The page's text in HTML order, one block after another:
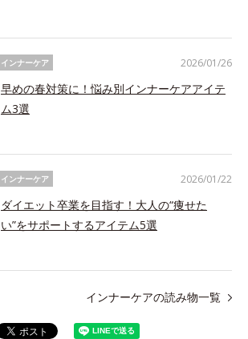
インナーケア
早めの春対策に！悩み別インナーケアアイテ
ム3選
2026/01/26
インナーケア
ダイエット卒業を目指す！大人の“痩せた
い”をサポートするアイテム5選
2026/01/22
インナーケアの読み物一覧